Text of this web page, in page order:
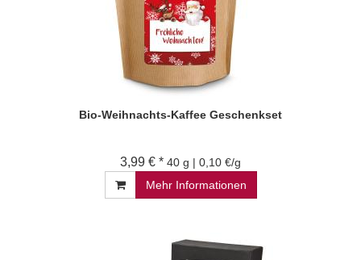
Bio-Weihnachts-Kaffee Geschenkset
3,99 € * 40 g | 0,10 €/g
Mehr Informationen